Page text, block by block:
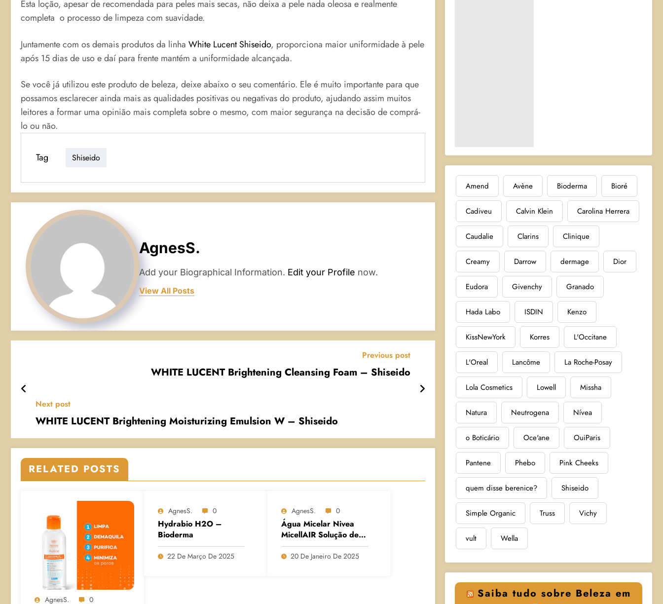
Esta loção, apesar de recomendada para peles mais secas, não deixa a pele nada oleosa e realmente
completa o processo de limpeza com suavidade.
Juntamente com os demais produtos da linha White Lucent Shiseido, proporciona maior uniformidade à pele
após 15 dias de uso e daí para frente mantém a uniformidade alcançada.
Se você já utilizou este produto de beleza, deixe abaixo o seu comentário. Ele é muito importante para que
possamos esclarecer ainda mais as qualidades positivas ou negativas do produto, ajudando assim muitos
leitores a formar uma opinião mais completa sobre o mesmo, com maior segurança na decisão de comprá-
lo ou não.
Tag Shiseido
AgnesS.
Add your Biographical Information. Edit your Profile now.
View All Posts
Previous post
WHITE LUCENT Brightening Cleansing Foam – Shiseido
Next post
WHITE LUCENT Brightening Moisturizing Emulsion W – Shiseido
RELATED POSTS
AgnesS. 0
AgnesS. 0
Hydrabio H2O –
Bioderma
22 De Março De 2025
AgnesS. 0
Água Micelar Nivea
MicellAIR Solução de
Limpeza 7 em 1
20 De Janeiro De 2025
Amend Avène Bioderma Bioré
Cadiveu Calvin Klein Carolina Herrera
Caudalie Clarins Clinique
Creamy Darrow dermage Dior
Eudora Givenchy Granado
Hada Labo ISDIN Kenzo
KissNewYork Korres L'Occitane
L'Oreal Lancôme La Roche-Posay
Lola Cosmetics Lowell Missha
Natura Neutrogena Nívea
o Boticário Oce'ane OuiParis
Pantene Phebo Pink Cheeks
quem disse berenice? Shiseido
Simple Organic Truss Vichy
vult Wella
Saiba tudo sobre Beleza em